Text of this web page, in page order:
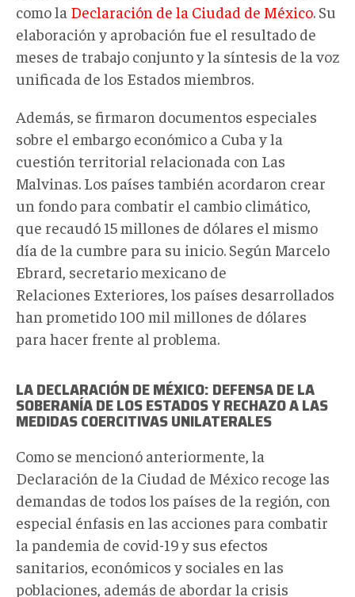
como la Declaración de la Ciudad de México. Su
elaboración y aprobación fue el resultado de
meses de trabajo conjunto y la síntesis de la voz
unificada de los Estados miembros.
Además, se firmaron documentos especiales
sobre el embargo económico a Cuba y la
cuestión territorial relacionada con Las
Malvinas. Los países también acordaron crear
un fondo para combatir el cambio climático,
que recaudó 15 millones de dólares el mismo
día de la cumbre para su inicio. Según Marcelo
Ebrard, secretario mexicano de
Relaciones Exteriores, los países desarrollados
han prometido 100 mil millones de dólares
para hacer frente al problema.
LA DECLARACIÓN DE MÉXICO: DEFENSA DE LA
SOBERANÍA DE LOS ESTADOS Y RECHAZO A LAS
MEDIDAS COERCITIVAS UNILATERALES
Como se mencionó anteriormente, la
Declaración de la Ciudad de México recoge las
demandas de todos los países de la región, con
especial énfasis en las acciones para combatir
la pandemia de covid-19 y sus efectos
sanitarios, económicos y sociales en las
poblaciones, además de abordar la crisis